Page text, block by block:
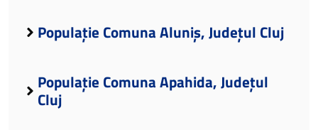
Populație Comuna Aluniș, Județul Cluj
Populație Comuna Apahida, Județul
Cluj